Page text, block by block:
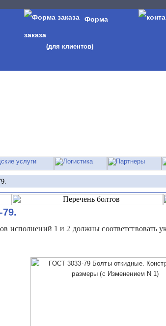
Форма
заказа
(для клиентов)
исполнений 1 и 2 должны соответствовать